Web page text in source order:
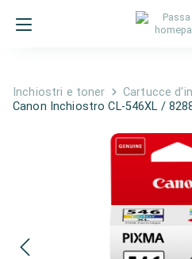
Inchiostri e toner
Cartucce
Canon Inchiostro CL-546XL /